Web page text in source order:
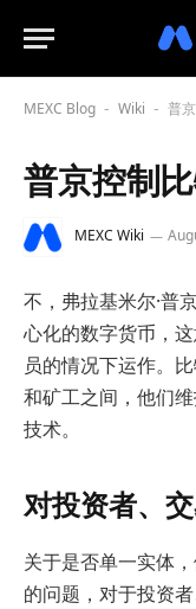
MEXC Blog - Wiki - 普
普京控制
MEXC Wiki
不，弗拉基米尔·普
心化的数字货币，
员的情况下运作。
和矿工之间，他们
技术。
对投资者、
关于是否单一实体
的问题，对于投资